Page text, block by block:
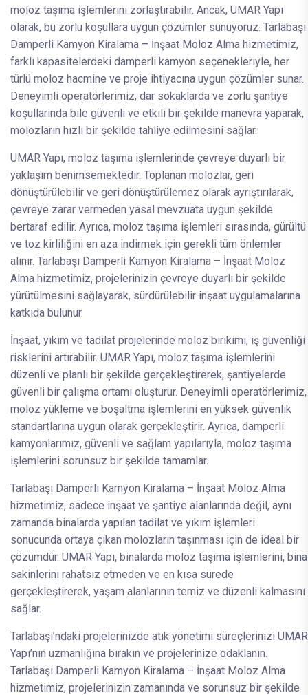
moloz taşıma işlemlerini zorlaştırabilir. Ancak, UMAR Yapı
olarak, bu zorlu koşullara uygun çözümler sunuyoruz. Tarlabaşı
Damperli Kamyon Kiralama – İnşaat Moloz Alma hizmetimiz,
farklı kapasitelerdeki damperli kamyon seçenekleriyle, her
türlü moloz hacmine ve proje ihtiyacına uygun çözümler sunar.
Deneyimli operatörlerimiz, dar sokaklarda ve zorlu şantiye
koşullarında bile güvenli ve etkili bir şekilde manevra yaparak,
molozların hızlı bir şekilde tahliye edilmesini sağlar.
UMAR Yapı, moloz taşıma işlemlerinde çevreye duyarlı bir
yaklaşım benimsemektedir. Toplanan molozlar, geri
dönüştürülebilir ve geri dönüştürülemez olarak ayrıştırılarak,
çevreye zarar vermeden yasal mevzuata uygun şekilde
bertaraf edilir. Ayrıca, moloz taşıma işlemleri sırasında, gürültü
ve toz kirliliğini en aza indirmek için gerekli tüm önlemler
alınır. Tarlabaşı Damperli Kamyon Kiralama – İnşaat Moloz
Alma hizmetimiz, projelerinizin çevreye duyarlı bir şekilde
yürütülmesini sağlayarak, sürdürülebilir inşaat uygulamalarına
katkıda bulunur.
İnşaat, yıkım ve tadilat projelerinde moloz birikimi, iş güvenliği
risklerini artırabilir. UMAR Yapı, moloz taşıma işlemlerini
düzenli ve planlı bir şekilde gerçekleştirerek, şantiyelerde
güvenli bir çalışma ortamı oluşturur. Deneyimli operatörlerimiz,
moloz yükleme ve boşaltma işlemlerini en yüksek güvenlik
standartlarına uygun olarak gerçekleştirir. Ayrıca, damperli
kamyonlarımız, güvenli ve sağlam yapılarıyla, moloz taşıma
işlemlerini sorunsuz bir şekilde tamamlar.
Tarlabaşı Damperli Kamyon Kiralama – İnşaat Moloz Alma
hizmetimiz, sadece inşaat ve şantiye alanlarında değil, aynı
zamanda binalarda yapılan tadilat ve yıkım işlemleri
sonucunda ortaya çıkan molozların taşınması için de ideal bir
çözümdür. UMAR Yapı, binalarda moloz taşıma işlemlerini, bina
sakinlerini rahatsız etmeden ve en kısa sürede
gerçekleştirerek, yaşam alanlarının temiz ve düzenli kalmasını
sağlar.
Tarlabaşı’ndaki projelerinizde atık yönetimi süreçlerinizi UMAR
Yapı’nın uzmanlığına bırakın ve projelerinize odaklanın.
Tarlabaşı Damperli Kamyon Kiralama – İnşaat Moloz Alma
hizmetimiz, projelerinizin zamanında ve sorunsuz bir şekilde